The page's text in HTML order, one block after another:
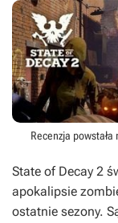
Recenzja
State of Decay 2
apokalipsie
ostatnie sezony.